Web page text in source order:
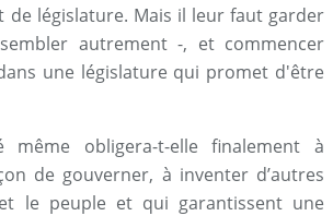
de législature. Mais il leur faut garder
autrement -, et commencer
une législature qui promet d'être
obligera-t-elle finalement à
de gouverner, à inventer d’autres
le peuple et qui garantissent une